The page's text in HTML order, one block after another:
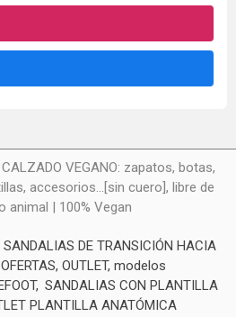
VEGANO: zapatos, botas,
accesorios...[sin cuero], libre de
animal | 100% Vegan
SANDALIAS DE TRANSICIÓN HACIA
OFERTAS, OUTLET, modelos
SANDALIAS CON PLANTILLA
PLANTILLA ANATÓMICA